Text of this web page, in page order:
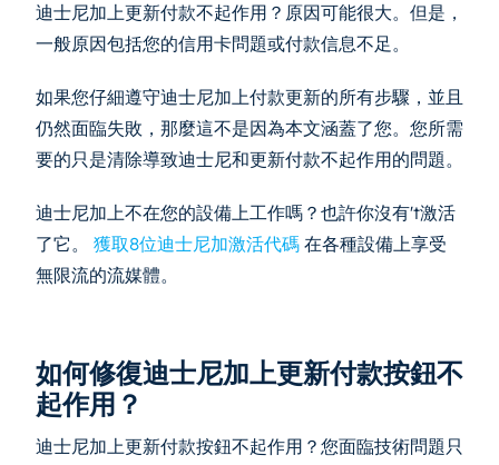
迪士尼加上更新付款不起作用？原因可能很大。但是，
一般原因包括您的信用卡問題或付款信息不足。
如果您仔細遵守迪士尼加上付款更新的所有步驟，並且
仍然面臨失敗，那麼這不是因為本文涵蓋了您。您所需
要的只是清除導致迪士尼和更新付款不起作用的問題。
迪士尼加上不在您的設備上工作嗎？也許你沒有't激活
了它。 獲取8位迪士尼加激活代碼 在各種設備上享受
無限流的流媒體。
如何修復迪士尼加上更新付款按鈕不
起作用？
迪士尼加上更新付款按鈕不起作用？您面臨技術問題只